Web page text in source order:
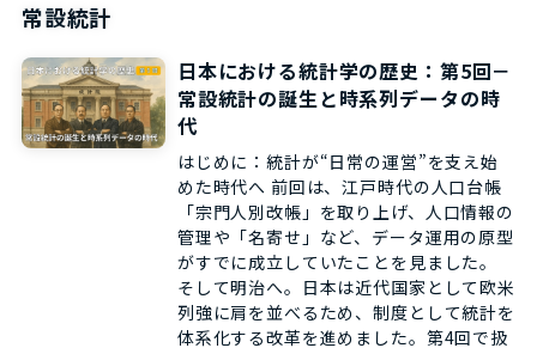
常設統計
日本における統計学の歴史：第5回－
常設統計の誕生と時系列データの時
代
はじめに：統計が“日常の運営”を支え始
めた時代へ 前回は、江戸時代の人口台帳
「宗門人別改帳」を取り上げ、人口情報の
管理や「名寄せ」など、データ運用の原型
がすでに成立していたことを見ました。
そして明治へ。日本は近代国家として欧米
列強に肩を並べるため、制度として統計を
体系化する改革を進めました。第4回で扱